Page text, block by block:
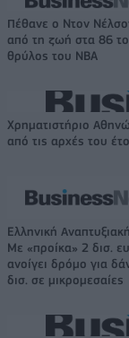
Πέθανε ο Ντον
από τη ζωή στα 86
θρύλος του NBA
Χρηματιστήριο
από τις αρχές του
Ελληνική
Με «προίκα» 2 δισ.
ανοίγει δρόμο για
δισ. σε μικρομεσαίες